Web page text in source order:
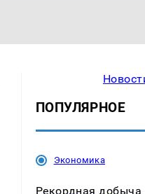
ПОПУЛЯРНОЕ
Экономика
Рекордная добыча